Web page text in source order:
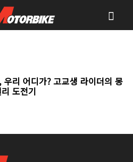
우리 어디가? 고교생 라이더의 몽
도전기